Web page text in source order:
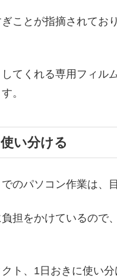
ことが指摘されてお
てくれる専用フィル
。
い分ける
のパソコン作業は、
担をかけているので、
ト、1日おきに使い分